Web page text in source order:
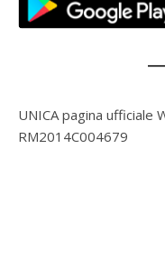
UNICA pagina ufficiale
RM2014C004679